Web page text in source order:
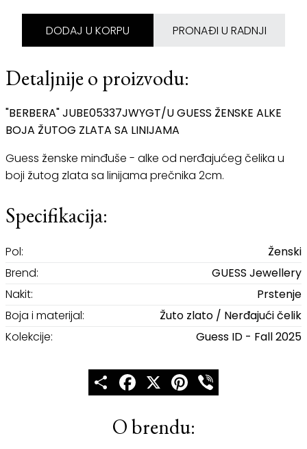
DODAJ U KORPU PRONAĐI U RADNJI
Detaljnije o proizvodu:
"BERBERA" JUBE05337JWYGT/U GUESS ŽENSKE ALKE
BOJA ŽUTOG ZLATA SA LINIJAMA
Guess ženske minđuše - alke od nerđajućeg čelika u
boji žutog zlata sa linijama prečnika 2cm.
Specifikacija:
Pol:
Ženski
Brend:
GUESS Jewellery
Nakit:
Prstenje
Boja i materijal:
Žuto zlato / Nerđajući čelik
Kolekcije:
Guess ID - Fall 2025
ShareFacebook
X Pinterest
O brendu: